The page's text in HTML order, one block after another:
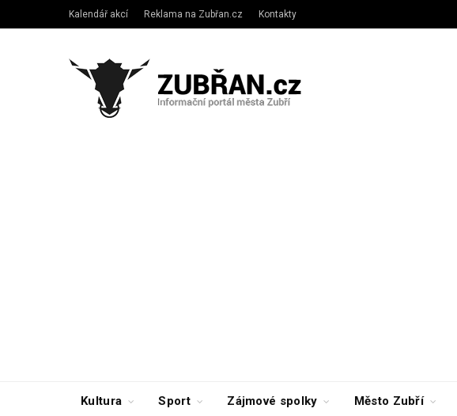
Kalendář akcí Reklama na Zubřan.cz Kontakty
Kultura Sport Zájmové spolky Město Zubří